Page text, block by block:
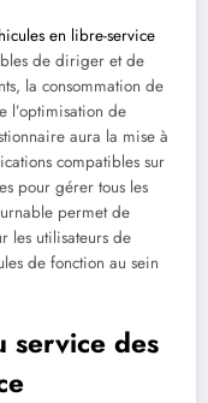
en libre-service
de diriger et de
la consommation de
l’optimisation de
aura la mise à
compatibles sur
pour gérer tous les
permet de
les utilisateurs de
de fonction au sein
service des